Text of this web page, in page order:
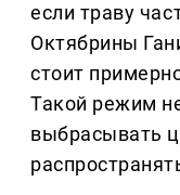
если траву
Октябрины
стоит
Такой режим
выбрасывать